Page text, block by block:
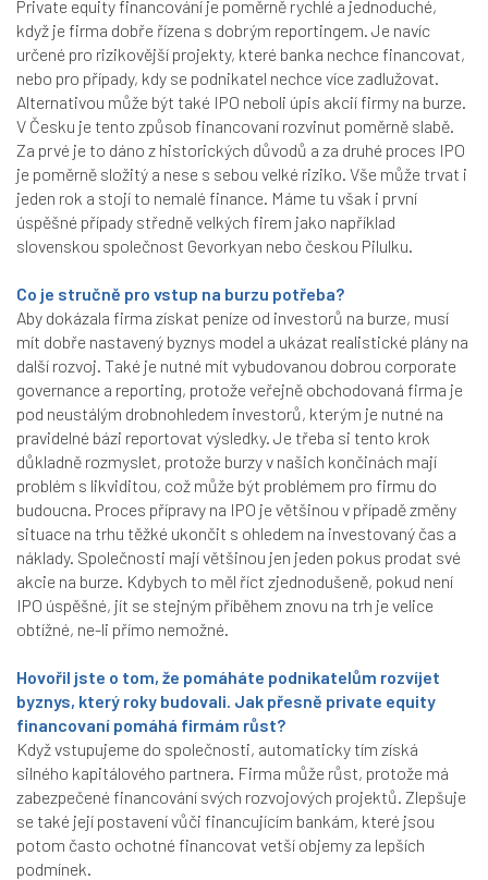
Private equity financování je poměrně rychlé a jednoduché,
když je firma dobře řízena s dobrým reportingem. Je navíc
určené pro rizikovější projekty, které banka nechce financovat,
nebo pro případy, kdy se podnikatel nechce více zadlužovat.
Alternativou může být také IPO neboli úpis akcií firmy na burze.
V Česku je tento způsob financovaní rozvinut poměrně slabě.
Za prvé je to dáno z historických důvodů a za druhé proces IPO
je poměrně složitý a nese s sebou velké riziko. Vše může trvat i
jeden rok a stojí to nemalé finance. Máme tu však i první
úspěšné případy středně velkých firem jako například
slovenskou společnost Gevorkyan nebo českou Pilulku.
Co je stručně pro vstup na burzu potřeba?
Aby dokázala firma získat peníze od investorů na burze, musí
mít dobře nastavený byznys model a ukázat realistické plány na
další rozvoj. Také je nutné mít vybudovanou dobrou corporate
governance a reporting, protože veřejně obchodovaná firma je
pod neustálým drobnohledem investorů, kterým je nutné na
pravidelné bázi reportovat výsledky. Je třeba si tento krok
důkladně rozmyslet, protože burzy v našich končinách mají
problém s likviditou, což může být problémem pro firmu do
budoucna. Proces přípravy na IPO je většinou v případě změny
situace na trhu těžké ukončit s ohledem na investovaný čas a
náklady. Společnosti mají většinou jen jeden pokus prodat své
akcie na burze. Kdybych to měl říct zjednodušeně, pokud není
IPO úspěšné, jít se stejným příběhem znovu na trh je velice
obtížné, ne-li přímo nemožné.
Hovořil jste o tom, že pomáháte podnikatelům rozvíjet
byznys, který roky budovali. Jak přesně private equity
financovaní pomáhá firmám růst?
Když vstupujeme do společnosti, automaticky tím získá
silného kapitálového partnera. Firma může růst, protože má
zabezpečené financování svých rozvojových projektů. Zlepšuje
se také její postavení vůči financujícím bankám, které jsou
potom často ochotné financovat vetší objemy za lepších
podmínek.